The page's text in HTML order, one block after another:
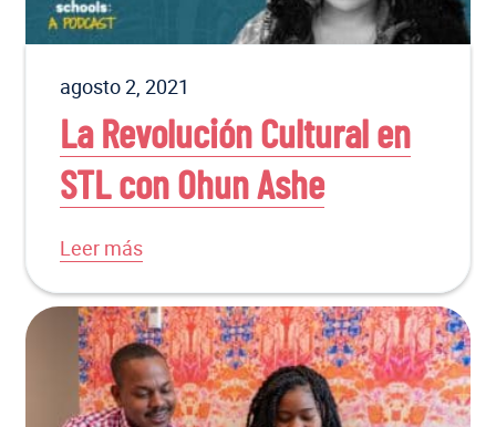
agosto 2, 2021
La Revolución Cultural en
STL con Ohun Ashe
Leer más